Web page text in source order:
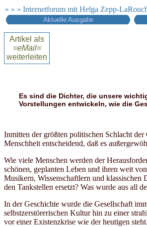
» » » Internetforum mit Helga Zepp-
Aktuelle Ausgabe
Artikel als
=eMail=
weiterleiten
Es sind die Dichter, die unsere
Vorstellungen entwickeln, wie die
Inmitten der größten politischen Schlacht
Menschheit entscheidend, daß es
Wie viele Menschen werden der
schönen, geplanten Leben und ihren weit
Musikern, Wissenschaftlern und
den Tankstellen ersetzt? Was wurde aus all
In der Geschichte wurde die Gesellschaft
selbstzerstörerischen Kultur hin zu einer
vor einer Existenzkrise wie der heutigen steht.